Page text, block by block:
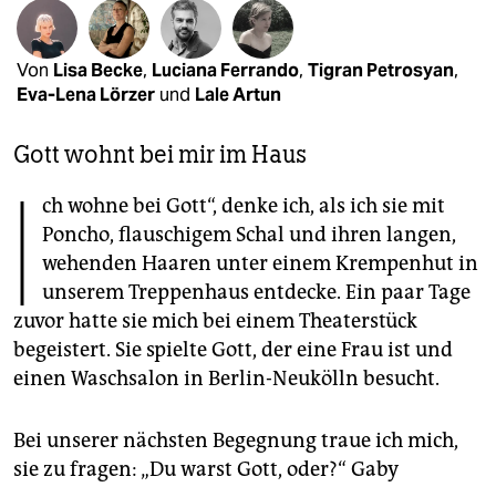
unterstützen
abo
epaper login
Von Lisa Becke, Luciana Ferrando, Tigran Petrosyan,
Eva-Lena Lörzer und Lale Artun
Gott wohnt bei mir im Haus
I
ch wohne bei Gott“, denke ich, als ich sie mit
Poncho, flauschigem Schal und ihren langen,
wehenden Haaren unter einem Krempenhut in
unserem Treppenhaus entdecke. Ein paar Tage
zuvor hatte sie mich bei einem Theaterstück
begeistert. Sie spielte Gott, der eine Frau ist und
einen Waschsalon in Berlin-Neukölln besucht.
Bei unserer nächsten Begegnung traue ich mich,
sie zu fragen: „Du warst Gott, oder?“ Gaby